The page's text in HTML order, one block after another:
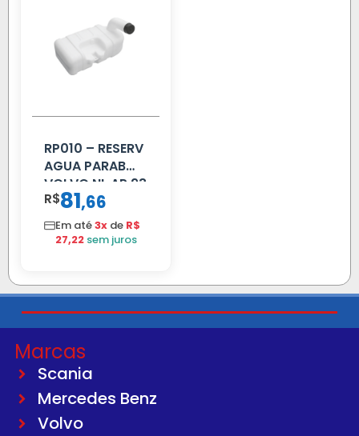
RP010 – RESERV
AGUA PARAB
VOLVO NL AP 93
R$81,66
Em até3x de R$
27,22 sem juros
Marcas
Scania
Mercedes Benz
Volvo